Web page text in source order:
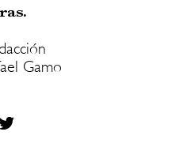
Gamo